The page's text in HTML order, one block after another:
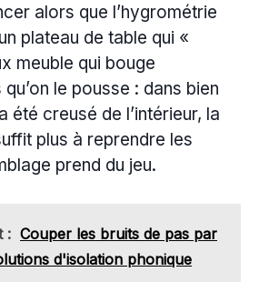
alors que l’hygrométrie
plateau de table qui «
meuble qui bouge
le pousse : dans bien
été creusé de l’intérieur, la
plus à reprendre les
prend du jeu.
: Couper les bruits de pas par
d'isolation phonique